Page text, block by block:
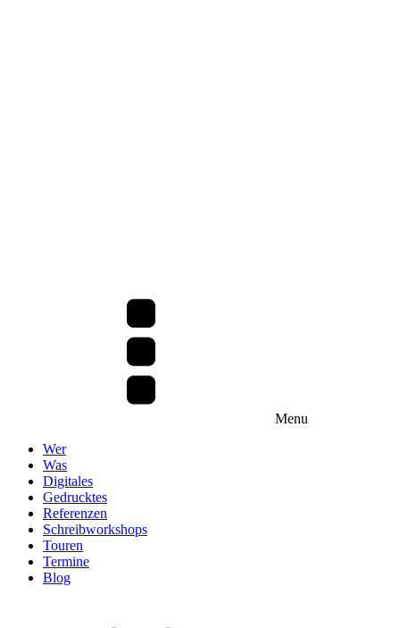
Menu
Wer
Was
Digitales
Gedrucktes
Referenzen
Schreibworkshops
Touren
Termine
Blog